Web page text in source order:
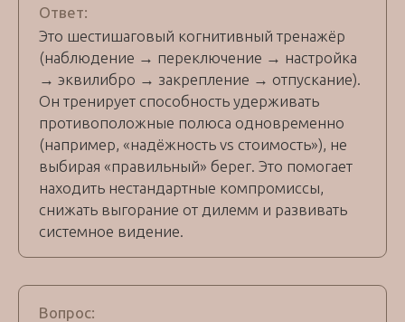
Ответ:
Это шестишаговый когнитивный тренажёр
(наблюдение → переключение → настройка
→ эквилибро → закрепление → отпускание).
Он тренирует способность удерживать
противоположные полюса одновременно
(например, «надёжность vs стоимость»), не
выбирая «правильный» берег. Это помогает
находить нестандартные компромиссы,
снижать выгорание от дилемм и развивать
системное видение.
Вопрос: